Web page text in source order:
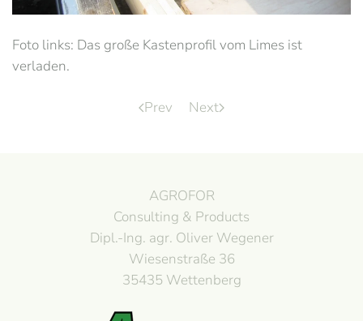
Foto links: Das große Kastenprofil vom Limes ist
verladen.
Prev Next
AGROFOR
Consulting & Products
Dipl.-Ing. agr. Oliver Wegener
Wiesenstraße 36
35435 Wettenberg